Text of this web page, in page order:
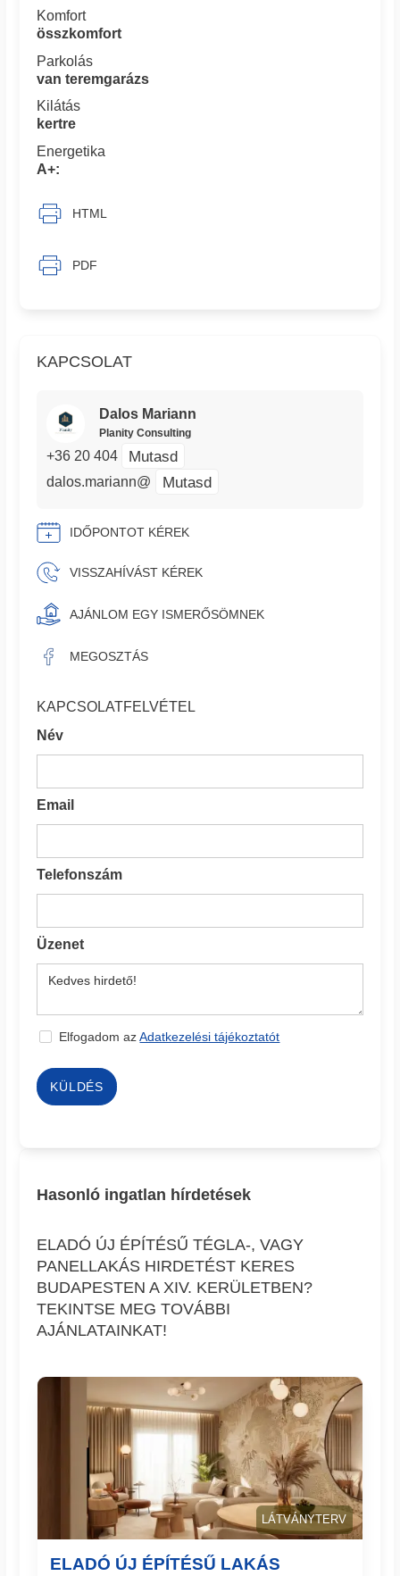
KAPCSOLAT
Dalos Mariann
Planity Consulting
+36 20 404 Mutasd
dalos.mariann@ Mutasd
IDŐPONTOT KÉREK
VISSZAHÍVÁST KÉREK
AJÁNLOM EGY ISMERŐSÖMNEK
MEGOSZTÁS
KAPCSOLATFELVÉTEL
Név
Email
Telefonszám
Üzenet
Elfogadom azAdatkezelési tájékoztatót
KÜLDÉS
Komfort
összkomfort
Parkolás
van teremgarázs
Kilátás
kertre
Energetika
A+:
HTML
PDF
Hasonló ingatlan hírdetések
ELADÓ ÚJ ÉPÍTÉSŰ TÉGLA-, VAGY
PANELLAKÁS HIRDETÉST KERES
BUDAPESTEN A XIV. KERÜLETBEN?
TEKINTSE MEG TOVÁBBI
AJÁNLATAINKAT!
LÁTVÁNYTERV
ELADÓ ÚJ ÉPÍTÉSŰ LAKÁS